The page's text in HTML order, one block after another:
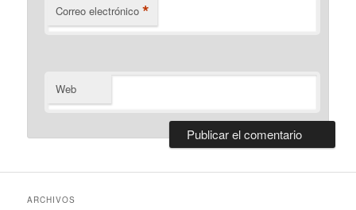
Correo electrónico *
Web
ARCHIVOS